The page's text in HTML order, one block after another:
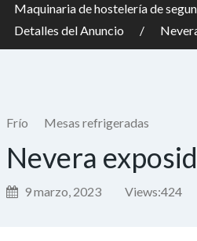
Maquinaria de hostelería de
Detalles del Anuncio
Frío Mesas refrigeradas
Nevera
9 marzo, 2023 Views:424